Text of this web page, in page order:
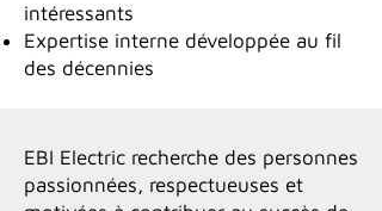
intéressants
Expertise interne développée au fil
des décennies
EBI Electric recherche des personnes
passionnées, respectueuses et